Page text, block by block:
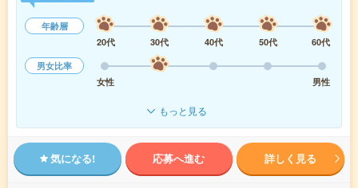
年齢層
20代
30代 40代 50代
60代
男女比率
女性
男性
もっと見る
気になる! 応募へ進む 詳しく見る